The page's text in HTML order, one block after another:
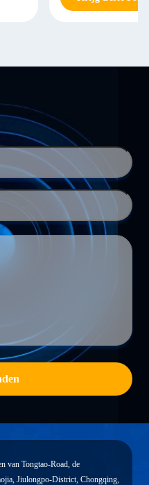
van Tongtao-Road, de
Jiulongpo-District, Chongqing,